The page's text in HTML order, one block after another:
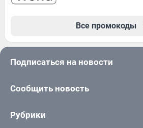
Все промокоды
Подписаться на новости
Сообщить новость
Рубрики